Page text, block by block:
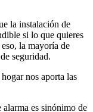
la instalación de
si lo que quieres
la mayoría de
seguridad.
nos aporta las
es sinónimo de